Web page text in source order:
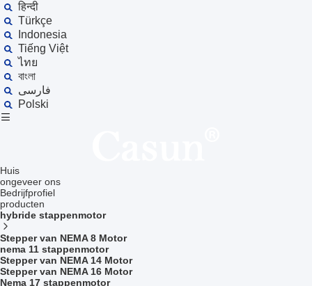
हिन्दी
Türkçe
Indonesia
Tiếng Việt
ไทย
বাংলা
فارسی
Polski
Huis
ongeveer ons
Bedrijfprofiel
producten
hybride stappenmotor
Stepper van NEMA 8 Motor
nema 11 stappenmotor
Stepper van NEMA 14 Motor
Stepper van NEMA 16 Motor
Nema 17 stappenmotor